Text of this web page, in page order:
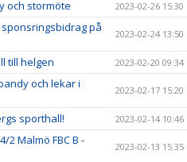
och stormöte 2023-02-26 15:30
sponsringsbidrag på
2023-02-24 13:50
till helgen 2023-02-20 09:34
och lekar i
2023-02-17 15:20
sporthall! 2023-02-14 10:46
2 Malmö FBC B -
2023-02-13 15:35